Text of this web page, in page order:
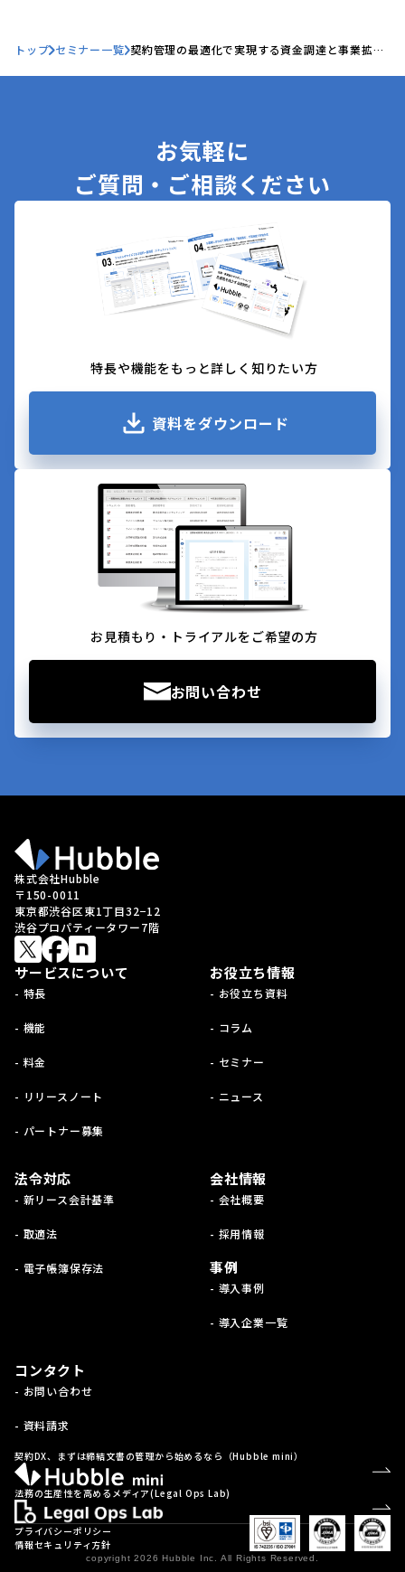
トップ セミナー一覧 契約管理の最適化で実現する資金調達と事業拡大
お気軽に
ご質問・ご相談ください
特長や機能をもっと詳しく知りたい方
資料をダウンロード
お見積もり・トライアルをご希望の方
お問い合わせ
株式会社Hubble
〒150-0011
東京都渋谷区東1丁目32−12
渋谷プロパティータワー7階
サービスについて
- 特長
- 機能
- 料金
- リリースノート
- パートナー募集
お役立ち情報
- お役立ち資料
- コラム
- セミナー
- ニュース
法令対応
- 新リース会計基準
- 取適法
- 電子帳簿保存法
会社情報
- 会社概要
- 採用情報
事例
- 導入事例
- 導入企業一覧
コンタクト
- お問い合わせ
- 資料請求
契約DX、まずは締結文書の管理から始めるなら（Hubble mini）
法務の生産性を高めるメディア(Legal Ops Lab)
copyright 2026 Hubble Inc. All Rights Reserved.
プライバシーポリシー
情報セキュリティ方針